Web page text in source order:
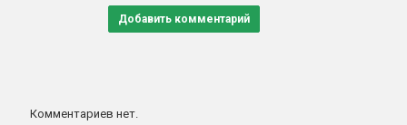
Добавить комментарий
Комментариев нет.